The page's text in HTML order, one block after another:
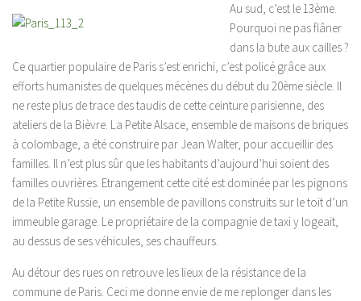
Au sud, c’est le 13ème.
Pourquoi ne pas flâner
dans la bute aux cailles ?
Ce quartier populaire de Paris s’est enrichi, c’est policé grâce aux
efforts humanistes de quelques mécènes du début du 20ème siècle. Il
ne reste plus de trace des taudis de cette ceinture parisienne, des
ateliers de la Bièvre. La Petite Alsace, ensemble de maisons de briques
à colombage, a été construire par Jean Walter, pour accueillir des
familles. Il n’est plus sûr que les habitants d’aujourd’hui soient des
familles ouvrières. Etrangement cette cité est dominée par les pignons
de la Petite Russie, un ensemble de pavillons construits sur le toit d’un
immeuble garage. Le propriétaire de la compagnie de taxi y logeait,
au dessus de ses véhicules, ses chauffeurs.
Au détour des rues on retrouve les lieux de la résistance de la
commune de Paris. Ceci me donne envie de me replonger dans les